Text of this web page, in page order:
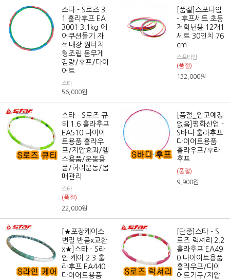
스타 - S로즈 3.
1 훌라후프 EA
3001 3.1kg 에
어쿠션돌기 자
석내장 원터치
형조립 몸무게
감량/후프/다이
어트
스타
56,000원
[품절]스포타임
- 후프세트 초등
저학년용 12개1
세트 30인치 76
cm
스포타임
(품절)
132,000원
스타 - S로즈 큐
티 1.6 훌라후프
EA510 다이어
트용품 훌라우
프/지압효과/헬
스용품/운동용
품/허리운동/몸
매관리
스타
(품절)
22,000원
[품절_입고예정
없음]평화산업 -
S바디 훌라후프
다이어트용품
훌라우프/후라
후프
(품절)
9,900원
[★포장케이스
변질 반품x교환
x★]스타 - S라
인 케어 2.3 훌
라후프 EA440
다이어트용품
[단종]스타 - S
로즈 럭셔리 2.2
훌라후프 EA49
0 다이어트용품
훌라우프/다이
어트기구/지압